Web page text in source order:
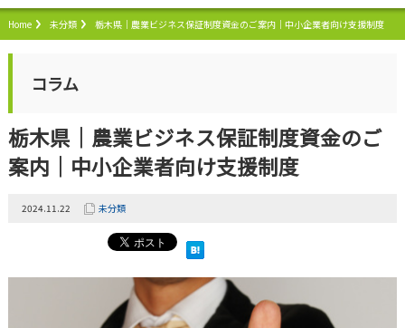
Home 未分類 栃木県｜農業ビジネス保証制度資金のご案内｜中小企業者向け支援制度
コラム
栃木県｜農業ビジネス保証制度資金のご
案内｜中小企業者向け支援制度
2024.11.22 未分類